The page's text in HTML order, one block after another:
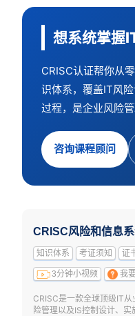
想系统掌握
CRISC认证帮你从
识体系，覆盖IT风
过程，是企业风险
咨询课程顾问
CRISC风险和信息
知识体系 考证须知 证
3分钟小视频 我
CRISC是一款全球顶级IT
险管理以及IS控制设计、